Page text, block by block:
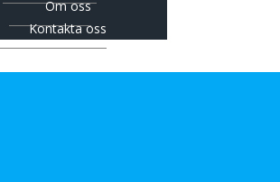
Om oss
Kontakta oss